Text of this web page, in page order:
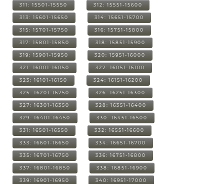
311: 15501-15550 312: 15551-15600
313: 15601-15650 314: 15651-15700
315: 15701-15750 316: 15751-15800
317: 15801-15850 318: 15851-15900
319: 15901-15950 320: 15951-16000
321: 16001-16050 322: 16051-16100
323: 16101-16150 324: 16151-16200
325: 16201-16250 326: 16251-16300
327: 16301-16350 328: 16351-16400
329: 16401-16450 330: 16451-16500
331: 16501-16550 332: 16551-16600
333: 16601-16650 334: 16651-16700
335: 16701-16750 336: 16751-16800
337: 16801-16850 338: 16851-16900
339: 16901-16950 340: 16951-17000